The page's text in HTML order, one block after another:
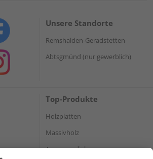
Unsere Standorte
Remshalden-Geradstetten
Abtsgmünd (nur gewerblich)
Top-Produkte
Holzplatten
Massivholz
Terrassendielen